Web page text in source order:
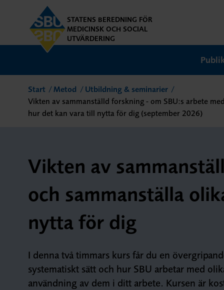
STATENS BEREDNING FÖR
MEDICINSK OCH SOCIAL
UTVÄRDERING
Start Metod
Utbildning & seminarier
Vikten av sammanställd forskning - om SBU:s arbete
hur det kan vara till nytta för dig (september 2026)
Vikten av
och sammanställa
nytta för dig
I denna två timmars kurs får du en
systematiskt sätt och hur SBU arbetar med
användning av dem i ditt arbete. Kursen är